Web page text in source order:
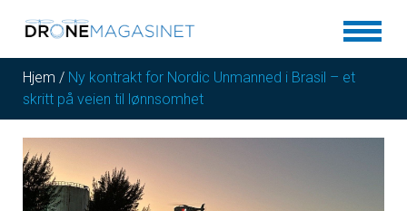
Hjem / Ny kontrakt for Nordic Unmanned i Brasil – et
skritt på veien til lønnsomhet